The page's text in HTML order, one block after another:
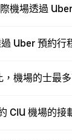
機場透過
Uber 預約行
機場的士最
CIU 機場的接